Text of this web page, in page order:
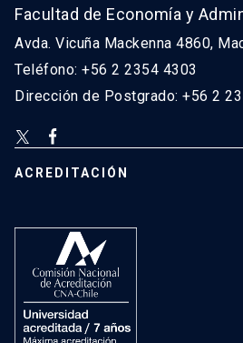
Facultad de Economía y
Avda. Vicuña Mackenna 4860,
Teléfono: +56 2 2354 4303
Dirección de Postgrado: +56 2
ACREDITACIÓN